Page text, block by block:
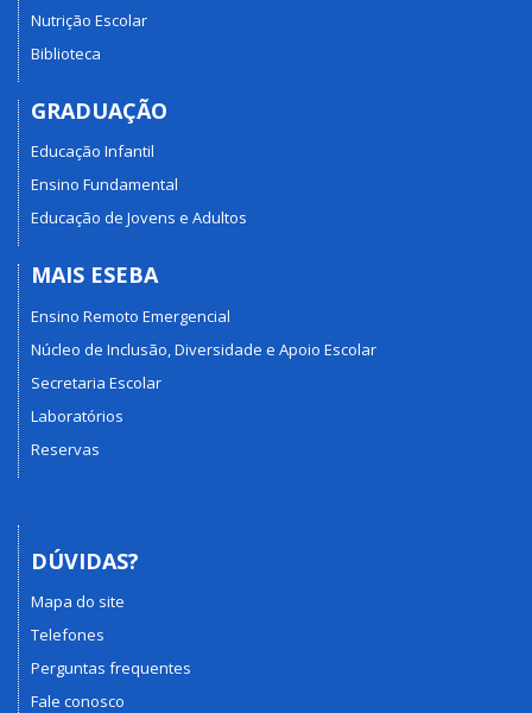
Nutrição Escolar
Biblioteca
GRADUAÇÃO
Educação Infantil
Ensino Fundamental
Educação de Jovens e Adultos
MAIS ESEBA
Ensino Remoto Emergencial
Núcleo de Inclusão, Diversidade e Apoio Escolar
Secretaria Escolar
Laboratórios
Reservas
DÚVIDAS?
Mapa do site
Telefones
Perguntas frequentes
Fale conosco